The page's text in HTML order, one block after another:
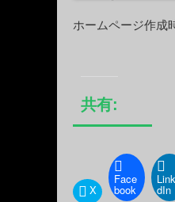
ホームページ作成
共有:
X
Face
book dIn